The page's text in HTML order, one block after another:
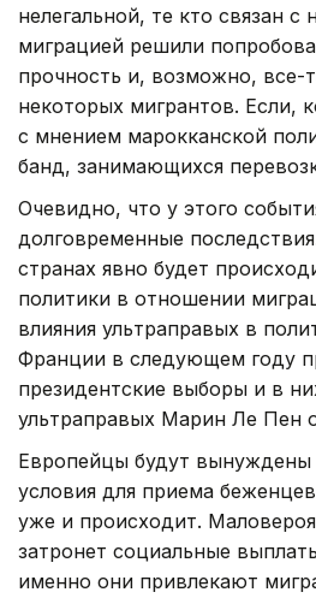
нелегальной, те кто связан с
миграцией решили
прочность и, возможно, все-
некоторых мигрантов. Если,
с мнением марокканской
банд, занимающихся
Очевидно, что у этого
долговременные
странах явно будет
политики в отношении
влияния ультраправых в
Франции в следующем году
президентские выборы и в
ультраправых Марин Ле Пен
Европейцы будут вынуждены
условия для приема
уже и происходит.
затронет социальные
именно они привлекают